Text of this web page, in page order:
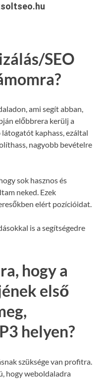
SEO
ami segít abban,
előbbrera kerülj a
kaphass, ezáltal
nagyobb bevételre
sok hasznos és
neked. Ezek
elért pozícióidat.
is a segítségedre
hogy a
első
helyen?
szüksége van profitra.
hogy weboldaladra